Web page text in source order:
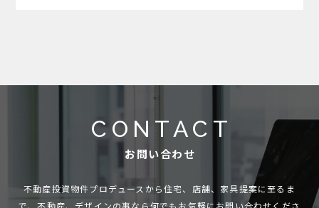
CONTACT
お問い合わせ
不動産投資物件プロデュースから住宅、店舗、家具提案に至るま